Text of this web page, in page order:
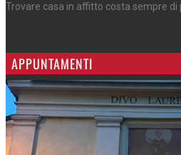
Trovare casa in affitto costa sempre di
APPUNTAMENTI